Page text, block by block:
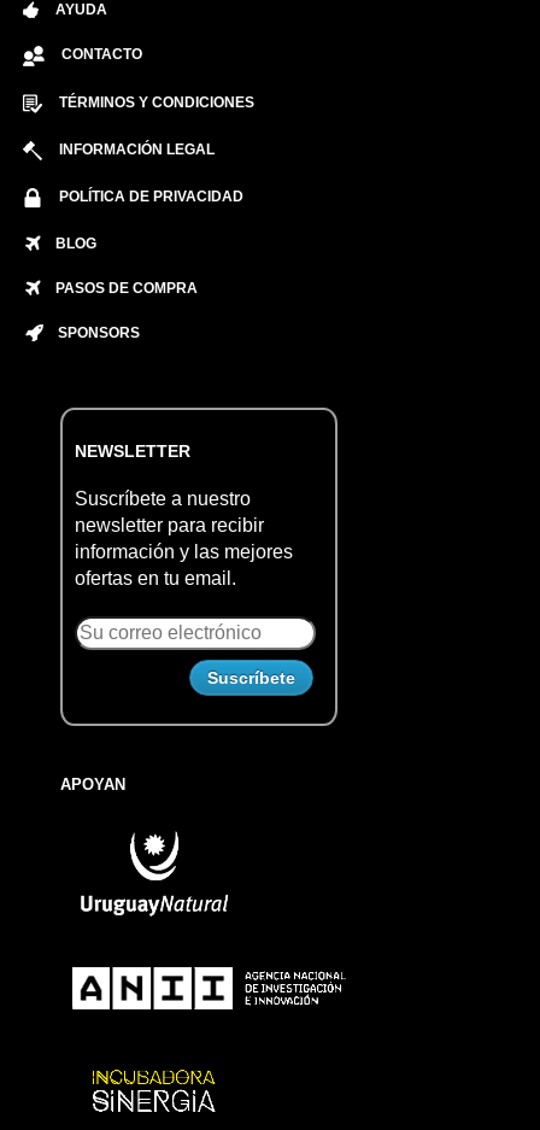
AYUDA
CONTACTO
TÉRMINOS Y CONDICIONES
INFORMACIÓN LEGAL
POLÍTICA DE PRIVACIDAD
BLOG
PASOS DE COMPRA
SPONSORS
NEWSLETTER
Suscríbete a nuestro
newsletter para recibir
información y las mejores
ofertas en tu email.
APOYAN